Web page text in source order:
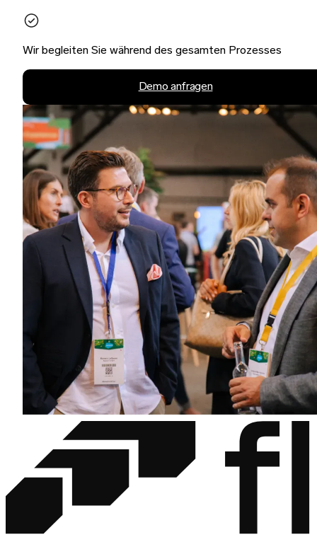
Wir begleiten Sie während des gesamten Prozesses
Demo anfragen